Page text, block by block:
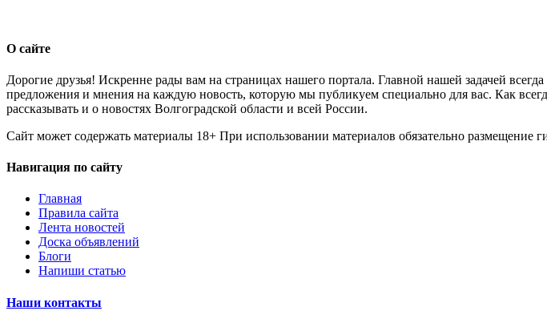
О сайте
Дорогие друзья! Искренне рады вам на страницах нашего портала. Главной нашей задачей
предложения и мнения на каждую новость, которую мы публикуем специально для вас. Как
рассказывать и о новостях Волгоградской области и всей России.
Сайт может содержать материалы 18+ При использовании материалов обязательно размещение
Навигация по сайту
Главная
Правила сайта
Лента новостей
Доска объявлений
Блоги
Напиши статью
Наши контакты